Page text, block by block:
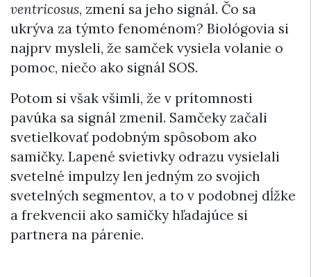
ventricosus, zmení sa jeho signál. Čo sa
ukrýva za týmto fenoménom? Biológovia si
najprv mysleli, že samček vysiela volanie o
pomoc, niečo ako signál SOS.
Potom si však všimli, že v prítomnosti
pavúka sa signál zmenil. Samčeky začali
svetielkovať podobným spôsobom ako
samičky. Lapené svietivky odrazu vysielali
svetelné impulzy len jedným zo svojich
svetelných segmentov, a to v podobnej dĺžke
a frekvencii ako samičky hľadajúce si
partnera na párenie.